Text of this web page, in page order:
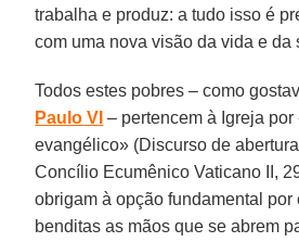
trabalha e produz: a tudo isso é
com uma nova visão da vida e da
Todos estes pobres – como
Paulo VI – pertencem à Igreja por
evangélico» (Discurso de
Concílio Ecumênico Vaticano II,
obrigam à opção fundamental por
benditas as mãos que se abrem